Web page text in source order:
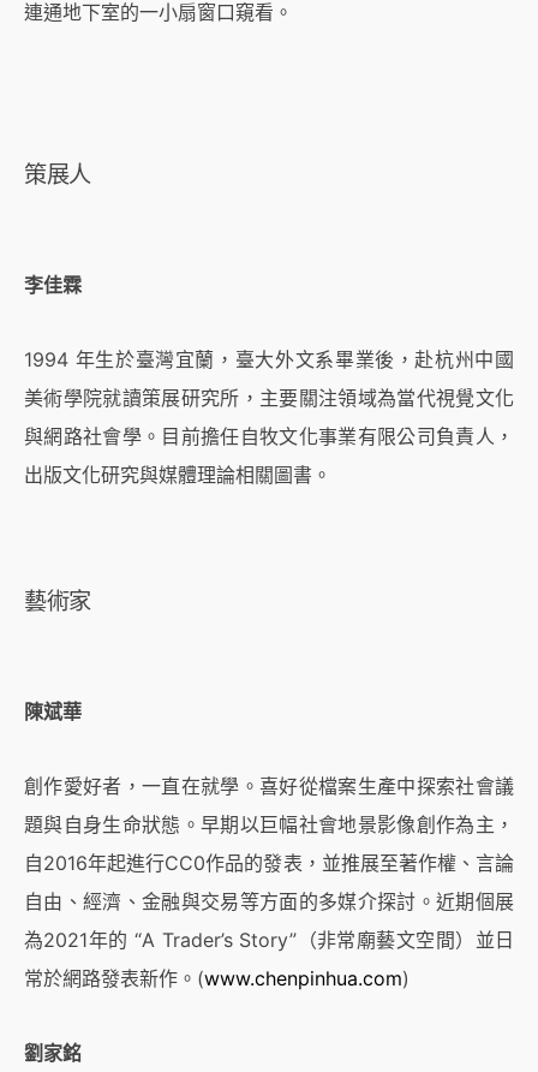
連通地下室的一小扇窗口窺看。
策展人
李佳霖
1994 年生於臺灣宜蘭，臺大外文系畢業後，赴杭州中國
美術學院就讀策展研究所，主要關注領域為當代視覺文化
與網路社會學。目前擔任自牧文化事業有限公司負責人，
出版文化研究與媒體理論相關圖書。
藝術家
陳斌華
創作愛好者，一直在就學。喜好從檔案生產中探索社會議
題與自身生命狀態。早期以巨幅社會地景影像創作為主，
自2016年起進行CC0作品的發表，並推展至著作權、言論
自由、經濟、金融與交易等方面的多媒介探討。近期個展
為2021年的 “A Trader’s Story”（非常廟藝文空間）並日
常於網路發表新作。(www.chenpinhua.com)
劉家銘